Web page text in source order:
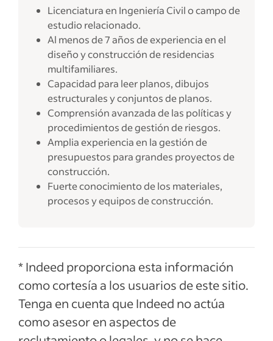
Licenciatura en Ingeniería Civil o campo de
estudio relacionado.
Al menos de 7 años de experiencia en el
diseño y construcción de residencias
multifamiliares.
Capacidad para leer planos, dibujos
estructurales y conjuntos de planos.
Comprensión avanzada de las políticas y
procedimientos de gestión de riesgos.
Amplia experiencia en la gestión de
presupuestos para grandes proyectos de
construcción.
Fuerte conocimiento de los materiales,
procesos y equipos de construcción.
* Indeed proporciona esta información
como cortesía a los usuarios de este sitio.
Tenga en cuenta que Indeed no actúa
como asesor en aspectos de